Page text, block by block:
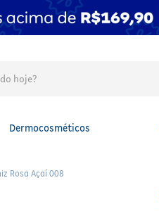
Dermocosméticos
Rosa Açaí 008